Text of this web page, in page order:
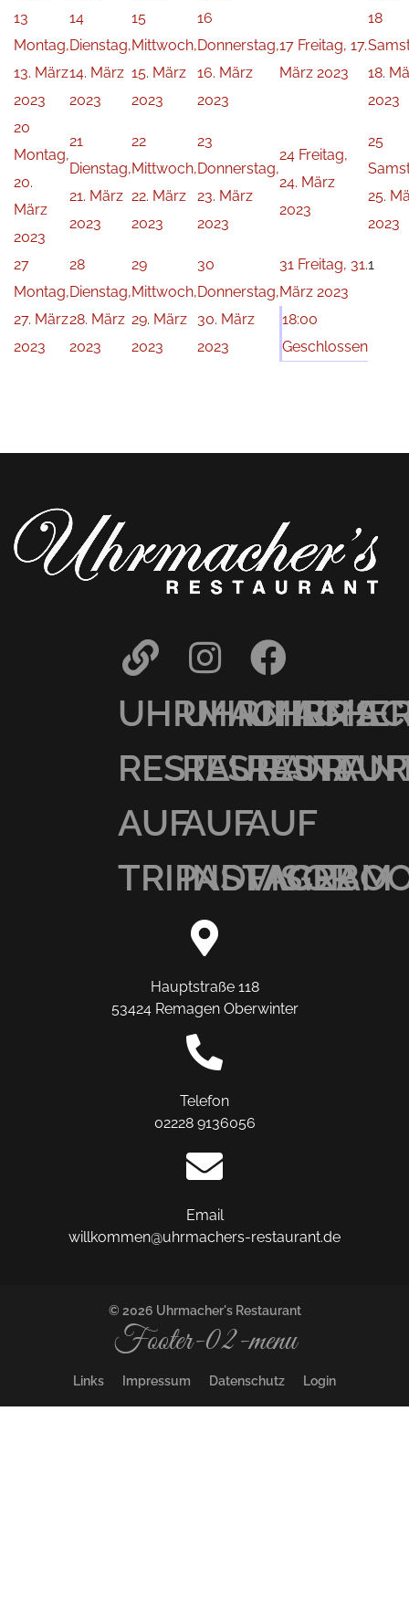
13
Montag,
13. März
2023
14
Dienstag,
14. März
2023
15
Mittwoch,
15. März
2023
16
Donnerstag,
16. März
2023
17 Freitag, 17.
März 2023
18
18.
2023
20
Montag,
20.
März
2023
21
Dienstag,
21. März
2023
22
Mittwoch,
22. März
2023
23
Donnerstag,
23. März
2023
24 Freitag,
24. März
2023
25
25.
2023
27
Montag,
27. März
2023
28
Dienstag,
28. März
2023
29
Mittwoch,
29. März
2023
30
Donnerstag,
30. März
2023
31 Freitag, 31.
März 2023
18:00
Geschlossen
1
UHRMACHER’S
RESTAURANT
AUF
TRIPADVISOR
AUF
INSTAGRAM
AUF
Hauptstraße 118
53424 Remagen Oberwinter
Telefon
02228 9136056
Email
willkommen@uhrmachers-restaurant.de
© 2026 Uhrmacher's Restaurant
Footer-02-menu
Links Impressum Datenschutz Login